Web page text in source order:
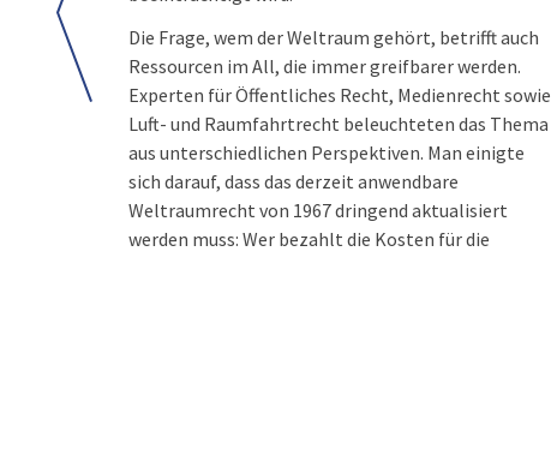
Die Frage, wem der Weltraum gehört, betrifft auch
Ressourcen im All, die immer greifbarer werden.
Experten für Öffentliches Recht, Medienrecht sowie
Luft- und Raumfahrtrecht beleuchteten das Thema
aus unterschiedlichen Perspektiven. Man einigte
sich darauf, dass das derzeit anwendbare
Weltraumrecht von 1967 dringend aktualisiert
werden muss: Wer bezahlt die Kosten für die